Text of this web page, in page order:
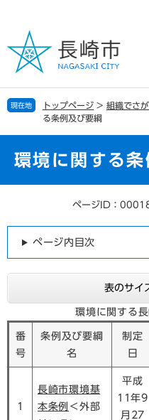
の
で
す
ー
ば
し
現在地 トップページ > 組織でさ
る条例及び要綱
環境に関する条
ページID：
ページ内目次
表のサイ
環境に関する
番
号
条例及び要綱
名
制定
日
1
長崎市環境基
本条例 ＜外部
平成
11年9
月27